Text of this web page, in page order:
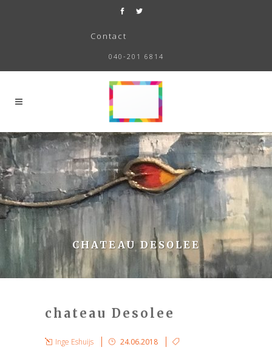
Contact
040-201 6814
CHATEAU DESOLEE
chateau Desolee
Inge Eshuijs 24.06.2018